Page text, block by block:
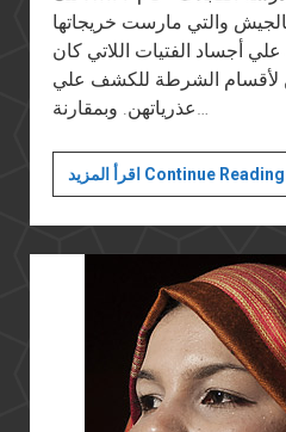
والتي مارست خريجاتها
أجساد الفتيات اللاتي كان
لأقسام الشرطة للكشف علي
عذرياتهن. وبمقارنة…
اقرأ المزيد Continue Reading